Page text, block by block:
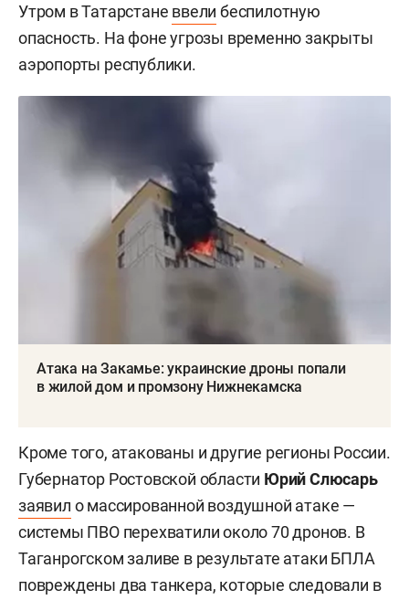
Утром в Татарстане ввели беспилотную
опасность. На фоне угрозы временно закрыты
аэропорты республики.
Атака на Закамье: украинские дроны попали
в жилой дом и промзону Нижнекамска
Кроме того, атакованы и другие регионы России.
Губернатор Ростовской области Юрий Слюсарь
заявил о массированной воздушной атаке —
системы ПВО перехватили около 70 дронов. В
Таганрогском заливе в результате атаки БПЛА
повреждены два танкера, которые следовали в